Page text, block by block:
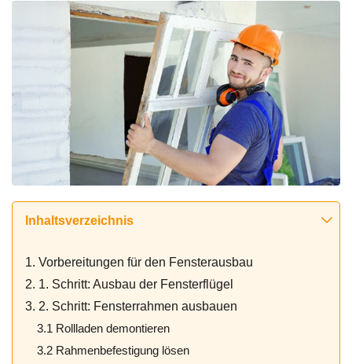
Inhaltsverzeichnis
1. Vorbereitungen für den Fensterausbau
2. 1. Schritt: Ausbau der Fensterflügel
3. 2. Schritt: Fensterrahmen ausbauen
3.1 Rollladen demontieren
3.2 Rahmenbefestigung lösen